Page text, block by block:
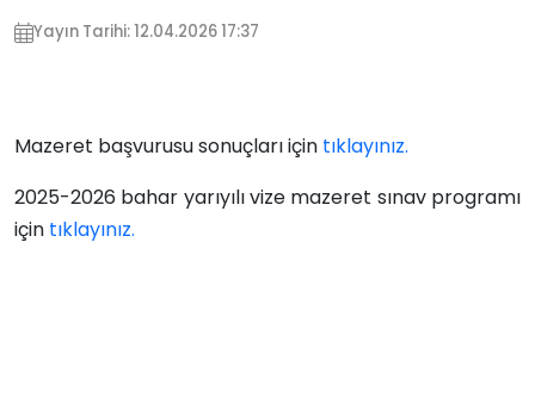
Yayın Tarihi: 12.04.2026 17:37
Mazeret başvurusu sonuçları için tıklayınız.
2025-2026 bahar yarıyılı vize mazeret sınav programı
için tıklayınız.